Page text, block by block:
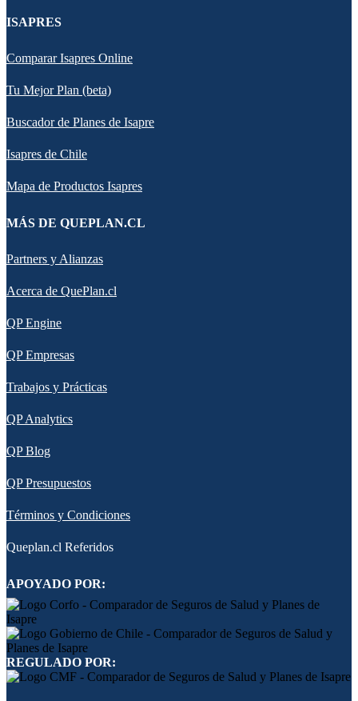
ISAPRES
Comparar Isapres Online
Tu Mejor Plan (beta)
Buscador de Planes de Isapre
Isapres de Chile
Mapa de Productos Isapres
MÁS DE QUEPLAN.CL
Partners y Alianzas
Acerca de QuePlan.cl
QP Engine
QP Empresas
Trabajos y Prácticas
QP Analytics
QP Blog
QP Presupuestos
Términos y Condiciones
Queplan.cl Referidos
APOYADO POR:
REGULADO POR: